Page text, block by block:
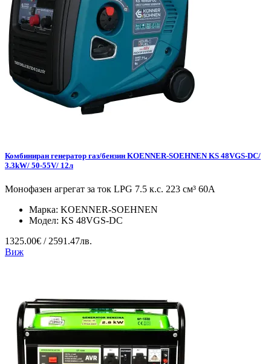
Комбиниран генератор газ/бензин KOENNER-SOEHNEN KS 48VGS-DC/
3.3kW/ 50-55V/ 12л
Монофазен агрегат за ток LPG 7.5 к.с. 223 см³ 60А
Марка: KOENNER-SOEHNEN
Модел: KS 48VGS-DC
1325.00€ / 2591.47лв.
Виж